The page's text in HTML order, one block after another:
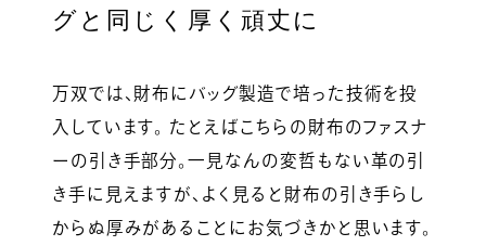
グと同じく厚く頑丈に
万双では、財布にバッグ製造で培った技術を投
入しています。 たとえばこちらの財布のファスナ
ーの引き手部分。一見なんの変哲もない革の引
き手に見えますが、よく見ると財布の引き手らし
からぬ厚みがあることにお気づきかと思います。